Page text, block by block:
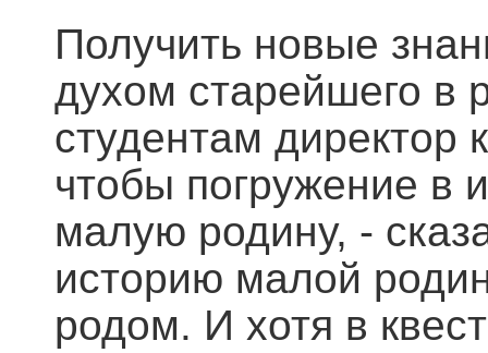
Получить новые
духом старейшего в
студентам
чтобы погружение в
малую родину, -
историю малой
родом. И хотя в